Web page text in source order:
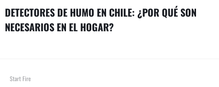
DETECTORES DE HUMO EN CHILE: ¿POR QUÉ SON
NECESARIOS EN EL HOGAR?
Start Fire